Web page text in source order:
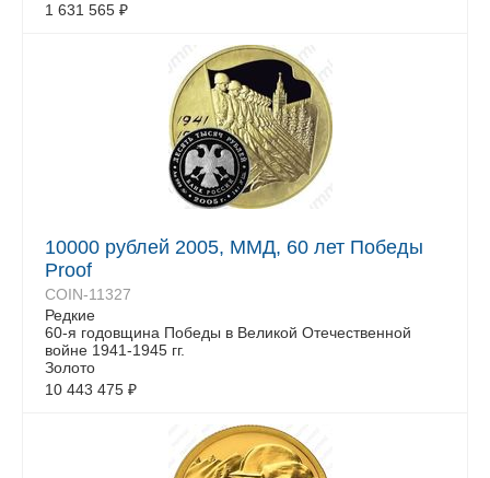
1 631 565 ₽
10000 рублей 2005, ММД, 60 лет Победы
Proof
COIN-11327
Редкие
60-я годовщина Победы в Великой Отечественной
войне 1941-1945 гг.
Золото
10 443 475 ₽